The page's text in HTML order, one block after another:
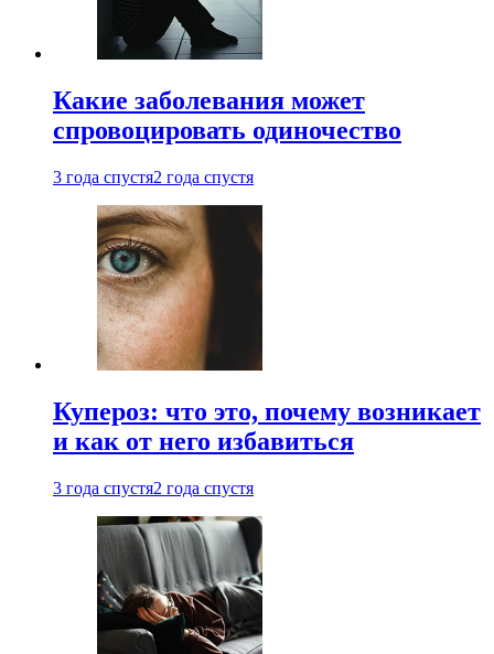
Какие заболевания может
спровоцировать одиночество
3 года спустя2 года спустя
Купероз: что это, почему возникает
и как от него избавиться
3 года спустя2 года спустя